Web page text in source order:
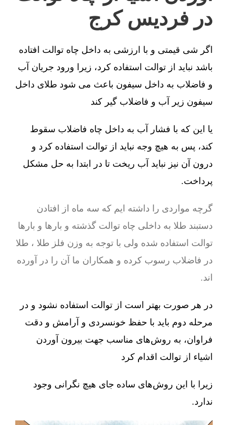
در فردیس کرج
اگر شی قیمتی و با ارزشی به داخل چاه توالت افتاده
باشد نباید از توالت استفاده کرد، زیرا ورود جریان آب
و فاضلاب به داخل سیفون باعث می شود طلای داخل
سیفون زیر آب و فاضلاب گیر کند
یا این که با فشار آب به داخل چاه فاضلاب سقوط
کند، پس به هیچ وجه نباید از توالت استفاده کرد و
درون آن نیز نباید آب ریخت تا در ابتدا به حل مشکل
پرداخت.
گرچه مواردی را داشته ایم که سه ماه از افتادن
دستبند طلا به داخلی چاه توالت گذشته و بارها و بارها
توالت استفاده شده ولی با توجه به وزن فلز طلا ، طلا
در فاضلاب رسوب کرده و همکاران ما آن را در آورده
اند.
در هر صورت بهتر است از توالت استفاده نشود و در
مرحله دوم باید با حفظ خونسردی و آرامش و دقت
فراوان، به روش‌های مناسب جهت بیرون آوردن
اشیاء از توالت اقدام کرد
زیرا با این روش‌های ساده جای هیچ نگرانی وجود
ندارد.